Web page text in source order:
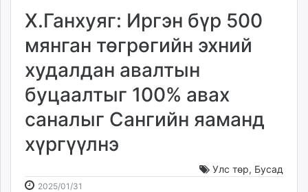
Төрийн
dorgio.mn
Gogo.mn
caak.mn
news.mn
zindaa.mn
tovch.mn
Х.Ганхуяг: Иргэн бүр 500
мянган төгрөгийн эхний
худалдан авалтын
буцаалтыг 100% авах
саналыг Сангийн яаманд
хүргүүлнэ
Улс төр, Бусад
2025/01/31